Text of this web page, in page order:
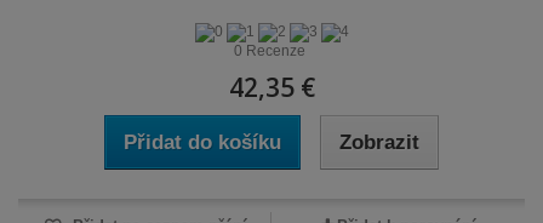
0 Recenze
42,35 €
Přidat do košíku Zobrazit